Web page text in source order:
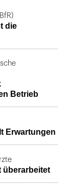
die
Betrieb
Erwartungen
überarbeitet